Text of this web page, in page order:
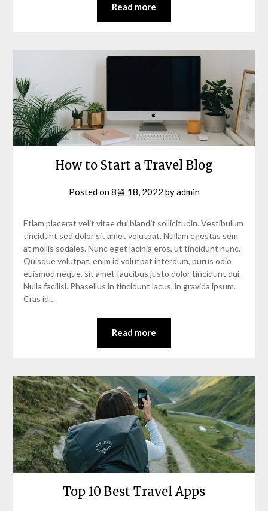
Read more
How to Start a Travel Blog
Posted on8월 18, 2022 byadmin
Etiam placerat velit vitae dui blandit sollicitudin. Vestibulum
tincidunt sed dolor sit amet volutpat. Nullam egestas sem
at mollis sodales. Nunc eget lacinia eros, ut tincidunt nunc.
Quisque volutpat, enim id volutpat interdum, purus odio
euismod neque, sit amet faucibus justo dolor tincidunt dui.
Nulla facilisi. Phasellus in tincidunt lacus, in gravida ipsum.
Cras id…
Read more
Top 10 Best Travel Apps